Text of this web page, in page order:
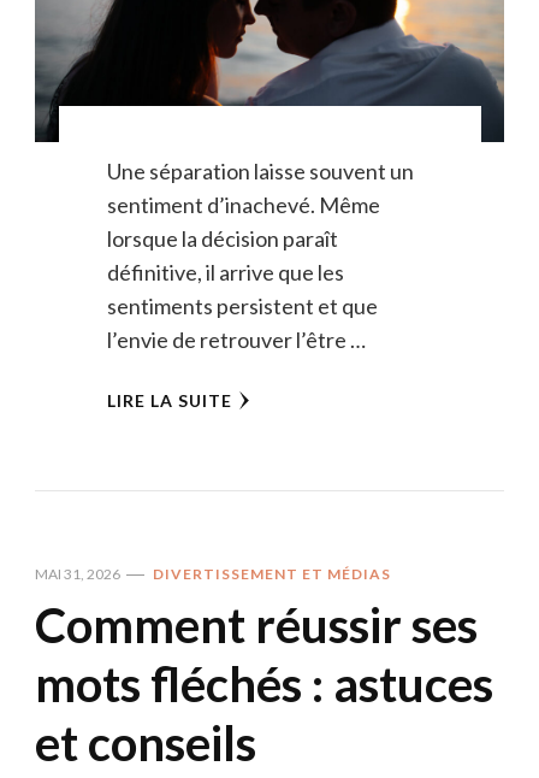
Une séparation laisse souvent un
sentiment d’inachevé. Même
lorsque la décision paraît
définitive, il arrive que les
sentiments persistent et que
l’envie de retrouver l’être …
LIRE LA SUITE
MAI 31, 2026 DIVERTISSEMENT ET MÉDIAS
Comment réussir ses
mots fléchés : astuces
et conseils